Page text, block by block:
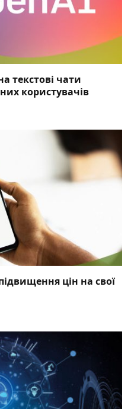
текстові чати
користувачів
цін на свої